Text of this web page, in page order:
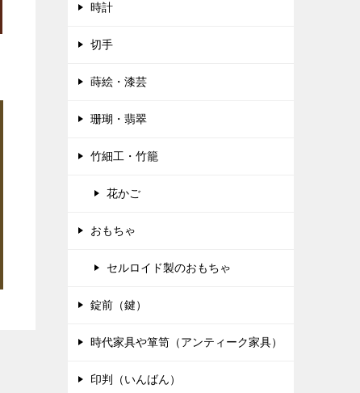
時計
切手
蒔絵・漆芸
珊瑚・翡翠
竹細工・竹籠
花かご
おもちゃ
セルロイド製のおもちゃ
錠前（鍵）
時代家具や箪笥（アンティーク家具）
印判（いんばん）